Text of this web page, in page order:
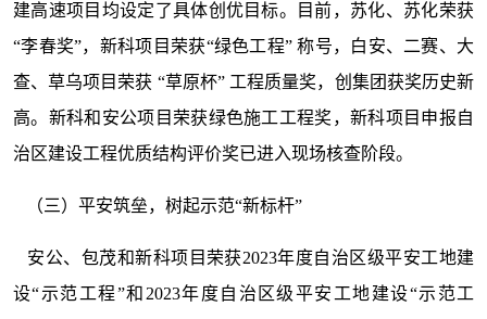
建高速项目均设定了具体创优目标。目前，苏化、苏化荣获
“李春奖”，新科项目荣获“绿色工程” 称号，白安、二赛、大
查、草乌项目荣获 “草原杯” 工程质量奖，创集团获奖历史新
高。新科和安公项目荣获绿色施工工程奖，新科项目申报自
治区建设工程优质结构评价奖已进入现场核查阶段。
（三）平安筑垒，树起示范“新标杆”
安公、包茂和新科项目荣获2023年度自治区级平安工地建
设“示范工程”和2023年度自治区级平安工地建设“示范工